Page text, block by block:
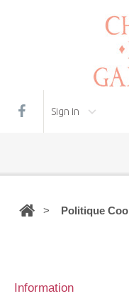
Sign in
> Politique
Information